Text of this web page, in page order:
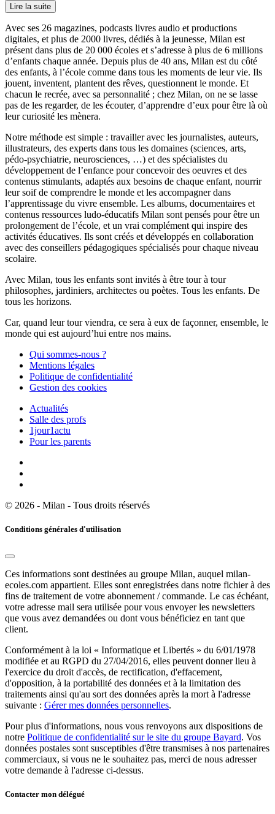
Lire la suite
Avec ses 26 magazines, podcasts livres audio et productions
digitales, et plus de 2000 livres, dédiés à la jeunesse, Milan est
présent dans plus de 20 000 écoles et s’adresse à plus de 6 millions
d’enfants chaque année. Depuis plus de 40 ans, Milan est du côté
des enfants, à l’école comme dans tous les moments de leur vie. Ils
jouent, inventent, plantent des rêves, questionnent le monde. Et
chacun le recrée, avec sa personnalité ; chez Milan, on ne se lasse
pas de les regarder, de les écouter, d’apprendre d’eux pour être là où
leur curiosité les mènera.
Notre méthode est simple : travailler avec les journalistes, auteurs,
illustrateurs, des experts dans tous les domaines (sciences, arts,
pédo-psychiatrie, neurosciences, …) et des spécialistes du
développement de l’enfance pour concevoir des oeuvres et des
contenus stimulants, adaptés aux besoins de chaque enfant, nourrir
leur soif de comprendre le monde et les accompagner dans
l’apprentissage du vivre ensemble. Les albums, documentaires et
contenus ressources ludo-éducatifs Milan sont pensés pour être un
prolongement de l’école, et un vrai complément qui inspire des
activités éducatives. Ils sont créés et développés en collaboration
avec des conseillers pédagogiques spécialisés pour chaque niveau
scolaire.
Avec Milan, tous les enfants sont invités à être tour à tour
philosophes, jardiniers, architectes ou poètes. Tous les enfants. De
tous les horizons.
Car, quand leur tour viendra, ce sera à eux de façonner, ensemble, le
monde qui est aujourd’hui entre nos mains.
Qui sommes-nous ?
Mentions légales
Politique de confidentialité
Gestion des cookies
Actualités
Salle des profs
1jour1actu
Pour les parents
© 2026 - Milan - Tous droits réservés
Conditions générales d'utilisation
Ces informations sont destinées au groupe Milan, auquel milan-
ecoles.com appartient. Elles sont enregistrées dans notre fichier à des
fins de traitement de votre abonnement / commande. Le cas échéant,
votre adresse mail sera utilisée pour vous envoyer les newsletters
que vous avez demandées ou dont vous bénéficiez en tant que
client.
Conformément à la loi « Informatique et Libertés » du 6/01/1978
modifiée et au RGPD du 27/04/2016, elles peuvent donner lieu à
l'exercice du droit d'accès, de rectification, d'effacement,
d'opposition, à la portabilité des données et à la limitation des
traitements ainsi qu'au sort des données après la mort à l'adresse
suivante : Gérer mes données personnelles.
Pour plus d'informations, nous vous renvoyons aux dispositions de
notre Politique de confidentialité sur le site du groupe Bayard. Vos
données postales sont susceptibles d'être transmises à nos partenaires
commerciaux, si vous ne le souhaitez pas, merci de nous adresser
votre demande à l'adresse ci-dessus.
Contacter mon délégué